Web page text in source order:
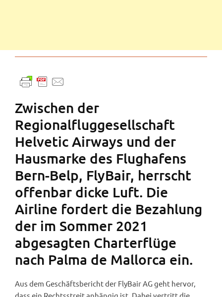
Zwischen der
Regionalfluggesellschaft
Helvetic Airways und der
Hausmarke des Flughafens
Bern-Belp, FlyBair, herrscht
offenbar dicke Luft. Die
Airline fordert die Bezahlung
der im Sommer 2021
abgesagten Charterflüge
nach Palma de Mallorca ein.
Aus dem Geschäftsbericht der FlyBair AG geht hervor,